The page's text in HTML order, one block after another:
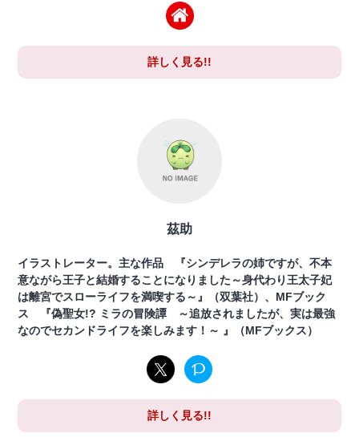
詳しく見る!!
茲助
イラストレーター。主な作品 『シンデレラの姉ですが、不本
意ながら王子と結婚することになりました～身代わり王太子妃
は離宮でスローライフを満喫する～』（双葉社）、MFブック
ス 『偽聖女!? ミラの冒険譚 ～追放されましたが、実は最強
なのでセカンドライフを楽しみます！～ 』（MFブックス）
詳しく見る!!